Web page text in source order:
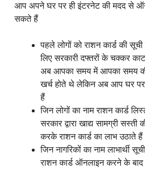
आप अपने घर पर ही इंटरनेट की मदद से
सकते हैं
पहले लोगों को राशन कार्ड की
लिए सरकारी दफ्तरों के चक्कर
अब आपका समय में आपका समय
खर्च होते थे लेकिन अब आप घर
हैं
जिन लोगों का नाम राशन कार्ड
सरकार द्वारा खाद्य सामग्री सस्ती
करके राशन कार्ड का लाभ उठाते हैं
जिन नागरिकों का नाम लाभार्थी
राशन कार्ड ऑनलाइन करने के बाद